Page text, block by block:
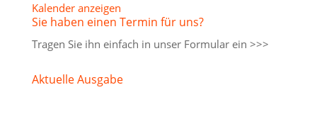
Kalender anzeigen
Sie haben einen Termin für uns?
Tragen Sie ihn einfach in unser Formular ein >>>
Aktuelle Ausgabe